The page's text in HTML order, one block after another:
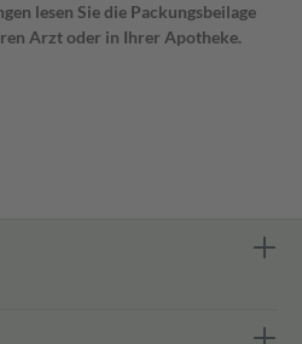
lesen Sie die Packungsbeilage
Arzt oder in Ihrer Apotheke.